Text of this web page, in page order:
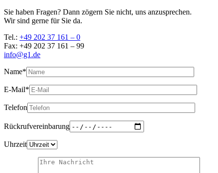
Sie haben Fragen? Dann zögern Sie nicht, uns anzusprechen.
Wir sind gerne für Sie da.
Tel.: +49 202 37 161 – 0
Fax: +49 202 37 161 – 99
info@g1.de
Name*
E-Mail*
Telefon
Rückrufvereinbarung
Uhrzeit